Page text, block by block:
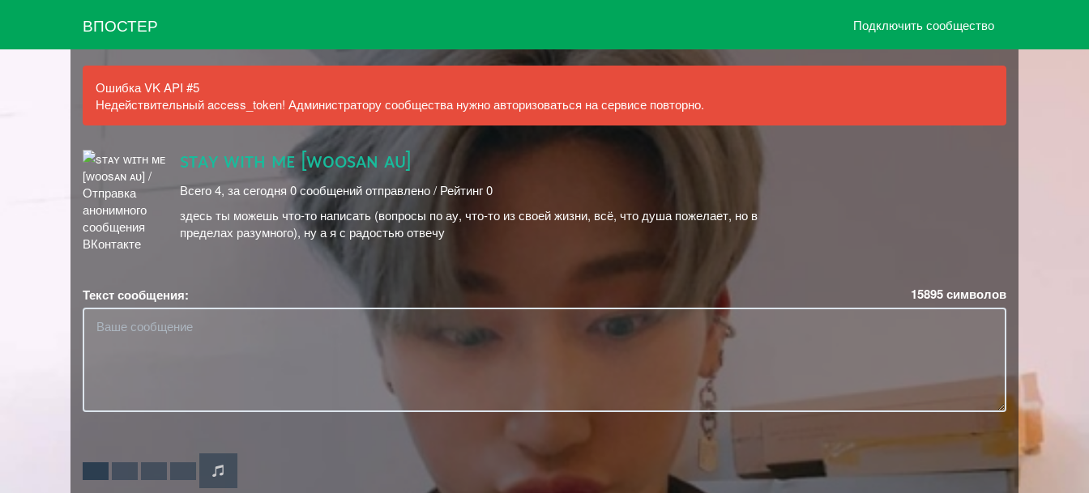
ВПОСТЕР Подключить сообщество
Ошибка VK API #5
Недействительный access_token! Администратору сообщества нужно авторизоваться на сервисе повторно.
sᴛᴀʏ ᴡɪᴛʜ ᴍᴇ [ᴡоᴏsᴀɴ ᴀᴜ]
Всего 4, за сегодня 0 сообщений отправлено / Рейтинг 0
здесь ты можешь что-то написать (вопросы по ау, что-то из своей жизни, всё, что душа пожелает, но в
пределах разумного), ну а я с радостью отвечу
Текст сообщения: 15895символов